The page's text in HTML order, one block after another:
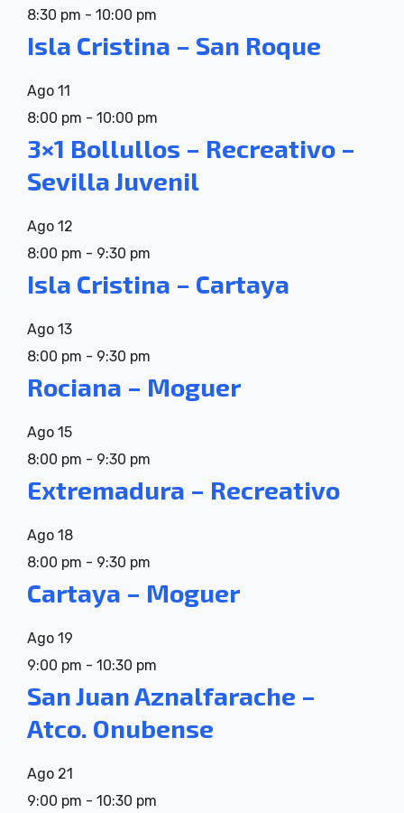
8:30 pm - 10:00 pm
Isla Cristina – San Roque
Ago 11
8:00 pm - 10:00 pm
3×1 Bollullos – Recreativo –
Sevilla Juvenil
Ago 12
8:00 pm - 9:30 pm
Isla Cristina – Cartaya
Ago 13
8:00 pm - 9:30 pm
Rociana – Moguer
Ago 15
8:00 pm - 9:30 pm
Extremadura – Recreativo
Ago 18
8:00 pm - 9:30 pm
Cartaya – Moguer
Ago 19
9:00 pm - 10:30 pm
San Juan Aznalfarache –
Atco. Onubense
Ago 21
9:00 pm - 10:30 pm